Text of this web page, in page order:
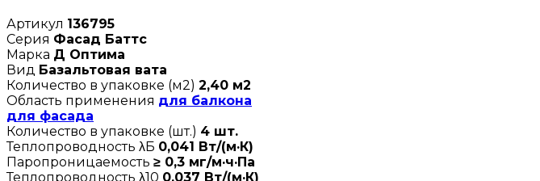
Артикул 136795
Серия Фасад Баттс
Марка Д Оптима
Вид Базальтовая вата
Количество в упаковке (м2) 2,40 м2
Область применения для балкона
для фасада
Количество в упаковке (шт.) 4 шт.
Теплопроводность λБ 0,041 Вт/(м·К)
Паропроницаемость ≥ 0,3 мг/м·ч·Па
Теплопроводность λ10 0,037 Вт/(м·К)